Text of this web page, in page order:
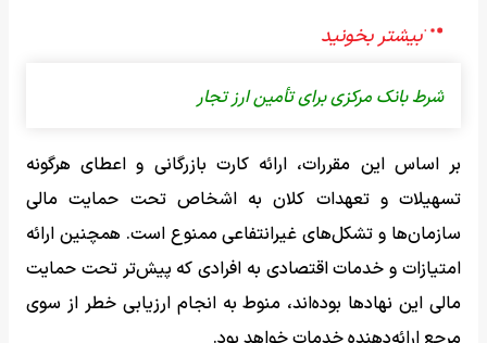
شرط بانک مرکزی برای تأمین ارز تجار
بر اساس این مقررات، ارائه کارت بازرگانی و اعطای هرگونه
تسهیلات و تعهدات کلان به اشخاص تحت حمایت مالی
سازمان‌ها و تشکل‌های غیرانتفاعی ممنوع است. همچنین ارائه
امتیازات و خدمات اقتصادی به افرادی که پیش‌تر تحت حمایت
مالی این نهادها بوده‌اند، منوط به انجام ارزیابی خطر از سوی